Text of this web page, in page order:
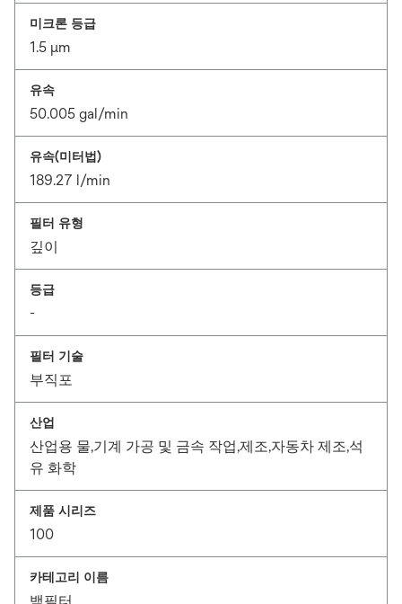
미크론 등급
1.5 μm
유속
50.005 gal/min
유속(미터법)
189.27 l/min
필터 유형
깊이
등급
-
필터 기술
부직포
산업
산업용 물,기계 가공 및 금속 작업,제조,자동차 제조,석
유 화학
제품 시리즈
100
카테고리 이름